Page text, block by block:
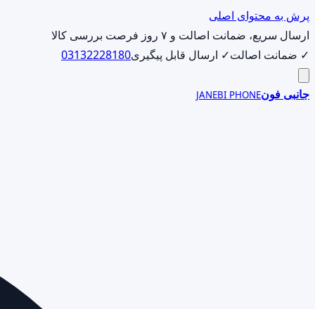
پرش به محتوای اصلی
ارسال سریع، ضمانت اصالت و ۷ روز فرصت بررسی کالا
✓ ضمانت اصالت✓ ارسال قابل پیگیری03132228180
جانبی فونJANEBI PHONE